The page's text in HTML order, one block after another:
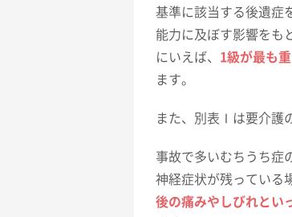
基準に該当する後遺症
能力に及ぼす影響をも
にいえば、 1級が最も重
ます。
また、別表Ⅰは要介護
事故で多いむちうち症
神経症状が残っている
後の痛みやしびれとい